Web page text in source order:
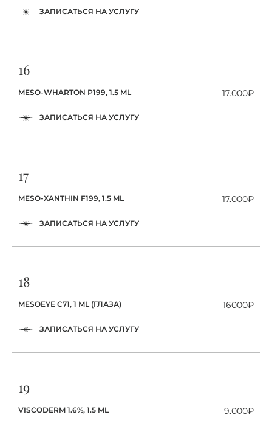
ЗАПИСАТЬСЯ НА УСЛУГУ
16
ЗАПИСАТЬСЯ НА УСЛУГУ
MESO-WHARTON P199, 1.5 ML 17.000₽
17
ЗАПИСАТЬСЯ НА УСЛУГУ
MESO-XANTHIN F199, 1.5 ML 17.000₽
18
ЗАПИСАТЬСЯ НА УСЛУГУ
MESOEYE C71, 1 ML (ГЛАЗА) 16000₽
19
VISCODERM 1.6%, 1.5 ML 9.000₽